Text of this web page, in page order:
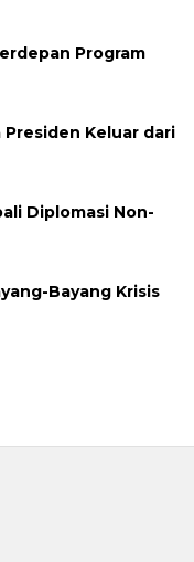
Program
Presiden Keluar dari
Diplomasi Non-
Bayang Krisis